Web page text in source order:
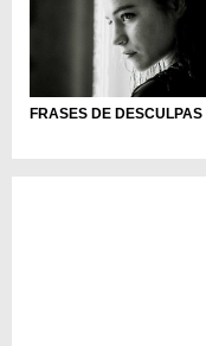
FRASES DE DESCULPAS II